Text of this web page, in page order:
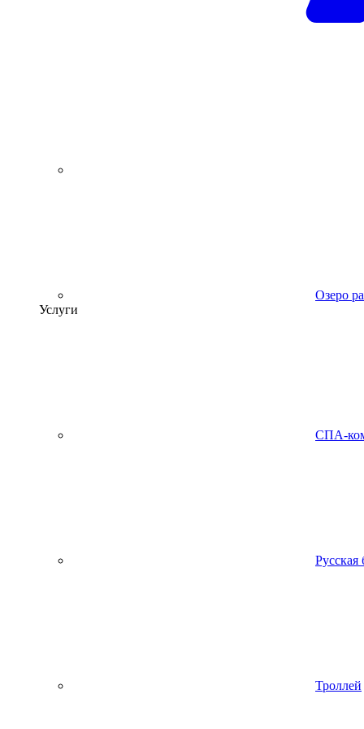
Озеро
Услуги
СПА-
Русская
Троллей